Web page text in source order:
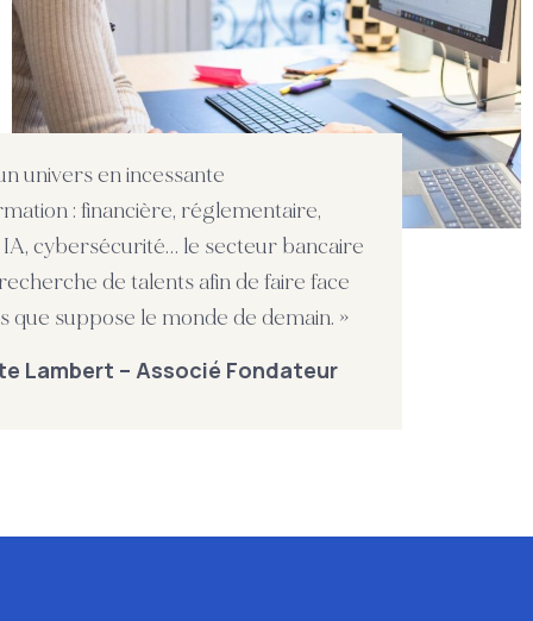
univers en incessante
: financière, réglementaire,
IA, cybersécurité… le secteur bancaire
de talents afin de faire face
que suppose le monde de demain. »
Lambert – Associé Fondateur